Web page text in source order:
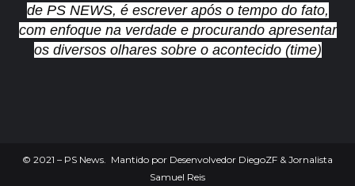
de PS NEWS, é escrever após o tempo do fato,
com enfoque na verdade e procurando apresentar
os diversos olhares sobre o acontecido (time)
© 2021 – PS News. Mantido por Desenvolvedor DiegoZF & Jornalista
Samuel Reis